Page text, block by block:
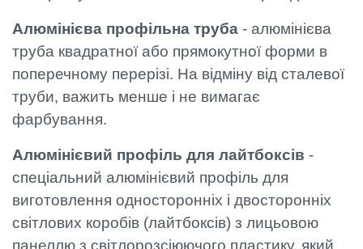
Алюмінієва профільна труба - алюмінієва
труба квадратної або прямокутної форми в
поперечному перерізі. На відміну від сталевої
труби, важить менше і не вимагає
фарбування.
Алюмінієвий профіль для лайтбоксів -
спеціальний алюмінієвий профіль для
виготовлення односторонніх і двосторонніх
світлових коробів (лайтбоксів) з лицьовою
панеллю з світлорозсіюючого пластику, який